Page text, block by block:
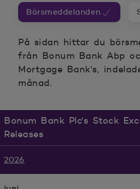
Börsmeddelanden
På sidan hittar du
från Bonum Bank Abp
Mortgage Bank's,
månad.
Bonum Bank Plc's Stock
Releases
2026